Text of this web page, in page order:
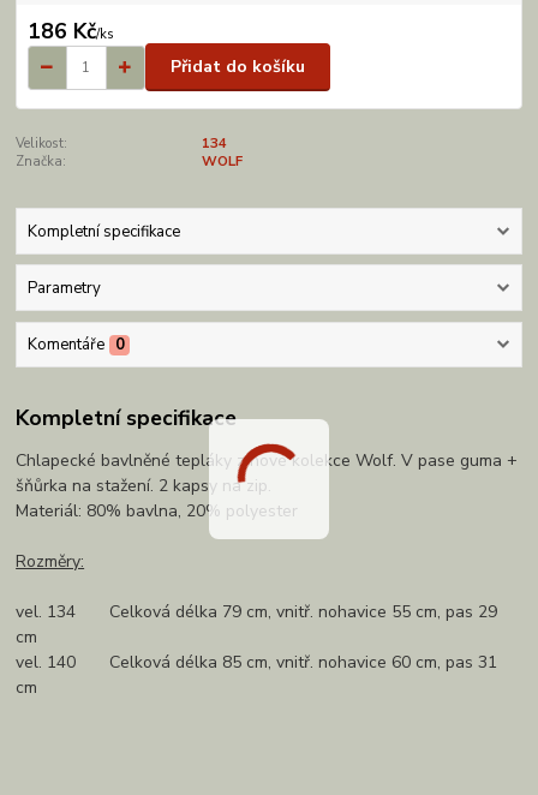
186 Kč/ks
Přidat do košíku
Velikost:
134
Značka:
WOLF
Kompletní specifikace
Parametry
Komentáře 0
Kompletní specifikace
Chlapecké bavlněné tepláky z nové kolekce Wolf. V pase guma +
šňůrka na stažení. 2 kapsy na zip.
Materiál: 80% bavlna, 20% polyester
Rozměry:
vel. 134 Celková délka 79 cm, vnitř. nohavice 55 cm, pas 29
cm
vel. 140 Celková délka 85 cm, vnitř. nohavice 60 cm, pas 31
cm